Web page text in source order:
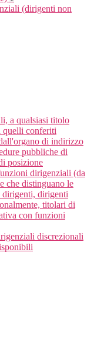
(dirigenti non
a qualsiasi titolo
conferiti
di indirizzo
pubbliche di
posizione
dirigenziali (da
che distinguano le
dirigenti, dirigenti
titolari di
con funzioni
discrezionali